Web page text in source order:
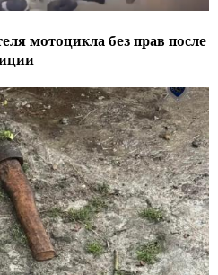
мотоцикла без прав после